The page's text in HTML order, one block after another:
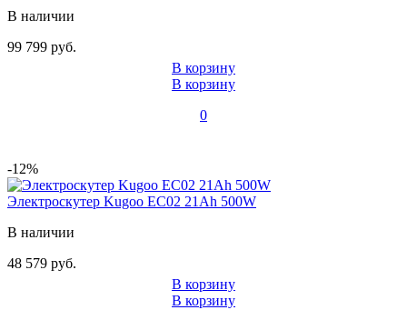
В наличии
99 799 руб.
В корзину
В корзину
0
-12%
Электроскутер Kugoo EC02 21Ah 500W
В наличии
48 579 руб.
В корзину
В корзину